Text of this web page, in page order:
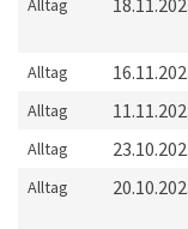
Alltag
Alltag
Alltag
Alltag
Alltag